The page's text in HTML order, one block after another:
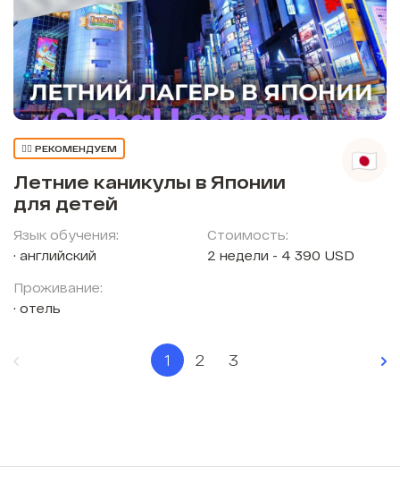
👍🏼 РЕКОМЕНДУЕМ
Летние каникулы в Японии
для детей
Язык обучения:
английский
Проживание:
отель
Стоимость:
2 недели - 4 390 USD
1 2 3